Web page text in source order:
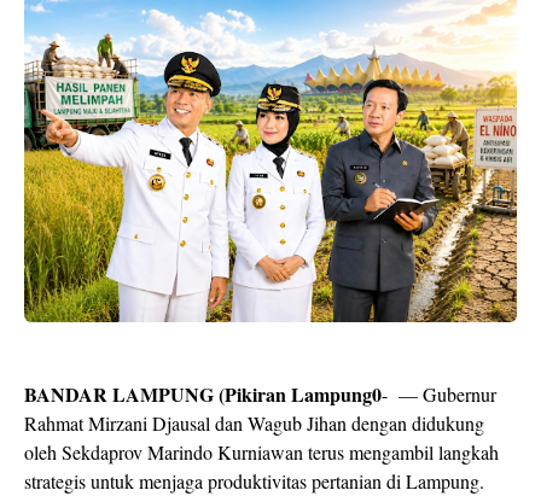
BANDAR LAMPUNG (Pikiran Lampung0- — Gubernur
Rahmat Mirzani Djausal dan Wagub Jihan dengan didukung
oleh Sekdaprov Marindo Kurniawan terus mengambil langkah
strategis untuk menjaga produktivitas pertanian di Lampung.